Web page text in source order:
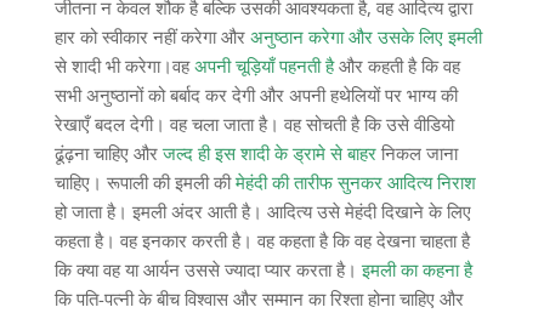
जीतना न केवल शौक है बल्कि उसकी आवश्यकता है, वह आदित्य द्वारा
हार को स्वीकार नहीं करेगा और अनुष्ठान करेगा और उसके लिए इमली
से शादी भी करेगा।वहअपनी चूड़ियाँ पहनती हैऔर कहती है कि वह
सभी अनुष्ठानों को बर्बाद कर देगी और अपनी हथेलियों पर भाग्य की
रेखाएँ बदल देगी। वह चला जाता है। वह सोचती है कि उसे वीडियो
ढूंढ़ना चाहिए औरजल्द ही इस शादी के ड्रामे से बाहरनिकल जाना
चाहिए। रूपाली की इमली कीमेहंदी की तारीफ सुनकर आदित्य निराश
हो जाता है। इमली अंदर आती है। आदित्य उसे मेहंदी दिखाने के लिए
कहता है। वह इनकार करती है। वह कहता है कि वह देखना चाहता है
कि क्या वह या आर्यन उससे ज्यादा प्यार करता है।इमली का कहना है
कि पति-पत्नी के बीच विश्वास और सम्मान का रिश्ता होना चाहिए और